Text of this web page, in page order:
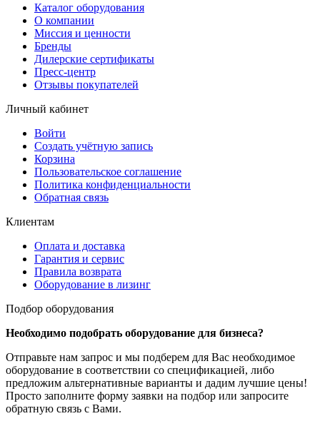
Каталог оборудования
О компании
Миссия и ценности
Бренды
Дилерские сертификаты
Пресс-центр
Отзывы покупателей
Личный кабинет
Войти
Создать учётную запись
Корзина
Пользовательское соглашение
Политика конфиденциальности
Обратная связь
Клиентам
Оплата и доставка
Гарантия и сервис
Правила возврата
Оборудование в лизинг
Подбор оборудования
Необходимо подобрать оборудование для бизнеса?
Отправьте нам запрос и мы подберем для Вас необходимое
оборудование в соответствии со спецификацией, либо
предложим альтернативные варианты и дадим лучшие цены!
Просто заполните форму заявки на подбор или запросите
обратную связь с Вами.